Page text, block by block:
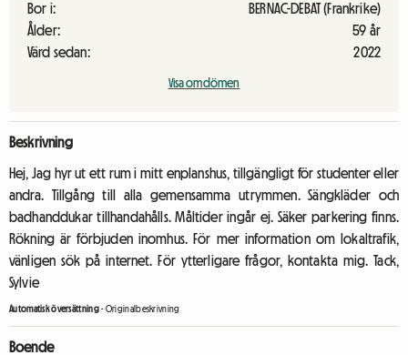
Bor i:
BERNAC-DEBAT (Frankrike)
Ålder:
59 år
Värd sedan:
2022
Visa omdömen
Beskrivning
Hej, Jag hyr ut ett rum i mitt enplanshus, tillgängligt för studenter eller
andra. Tillgång till alla gemensamma utrymmen. Sängkläder och
badhanddukar tillhandahålls. Måltider ingår ej. Säker parkering finns.
Rökning är förbjuden inomhus. För mer information om lokaltrafik,
vänligen sök på internet. För ytterligare frågor, kontakta mig. Tack,
Sylvie
Automatisk översättning-Originalbeskrivning
Boende